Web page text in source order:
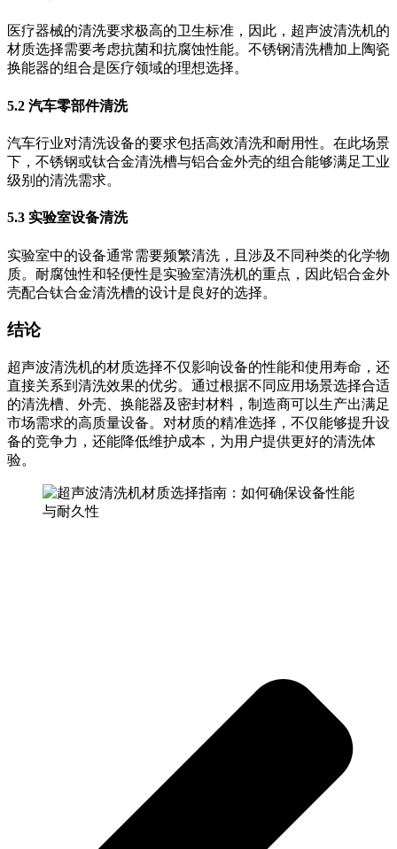
医疗器械的清洗要求极高的卫生标准，因此，超声波清洗机的
材质选择需要考虑抗菌和抗腐蚀性能。不锈钢清洗槽加上陶瓷
换能器的组合是医疗领域的理想选择。
5.2 汽车零部件清洗
汽车行业对清洗设备的要求包括高效清洗和耐用性。在此场景
下，不锈钢或钛合金清洗槽与铝合金外壳的组合能够满足工业
级别的清洗需求。
5.3 实验室设备清洗
实验室中的设备通常需要频繁清洗，且涉及不同种类的化学物
质。耐腐蚀性和轻便性是实验室清洗机的重点，因此铝合金外
壳配合钛合金清洗槽的设计是良好的选择。
结论
超声波清洗机的材质选择不仅影响设备的性能和使用寿命，还
直接关系到清洗效果的优劣。通过根据不同应用场景选择合适
的清洗槽、外壳、换能器及密封材料，制造商可以生产出满足
市场需求的高质量设备。对材质的精准选择，不仅能够提升设
备的竞争力，还能降低维护成本，为用户提供更好的清洗体
验。